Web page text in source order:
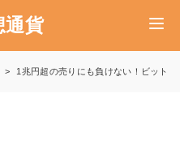
通貨
1兆円超の売りにも負けない！ビット